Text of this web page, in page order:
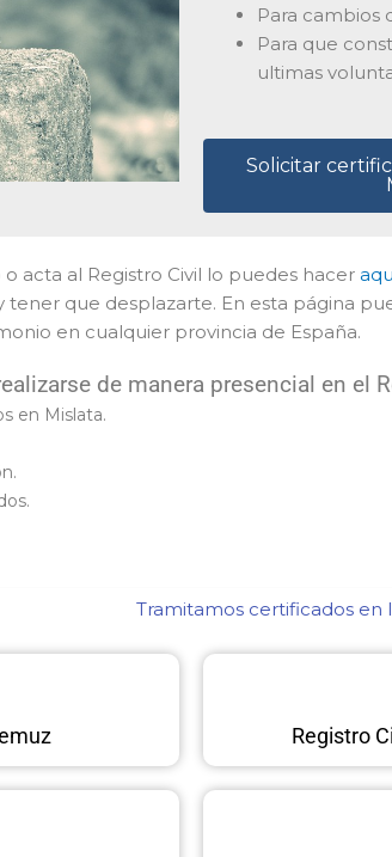
Para cambios
Para que
ultimas
Solicitar
acta al Registro Civil lo puedes hacer
que desplazarte. En esta página
en cualquier provincia de España.
de manera presencial en el
en Mislata.
Tramitamos certificados en
Registro